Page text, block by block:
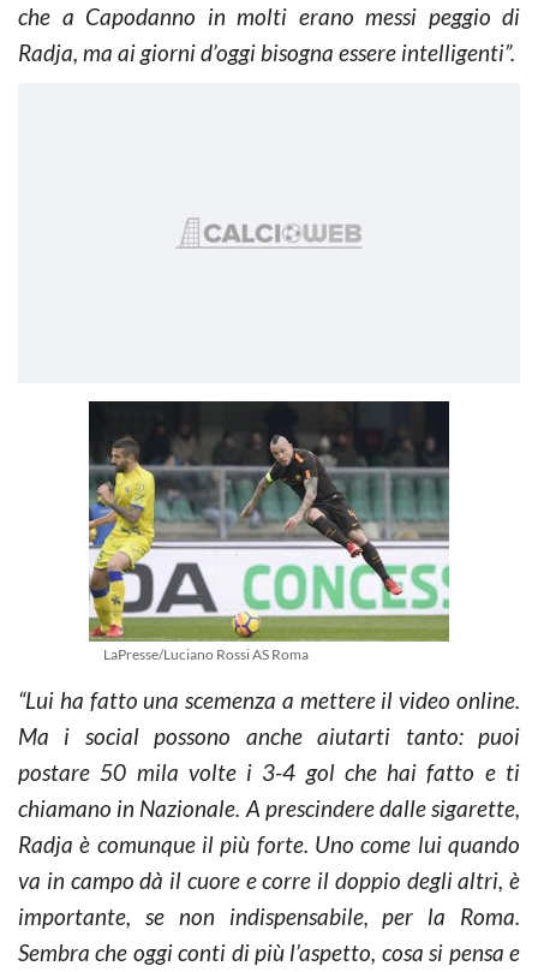
che a Capodanno in molti erano messi peggio di
Radja, ma ai giorni d’oggi bisogna essere intelligenti”.
LaPresse/Luciano Rossi AS Roma
“Lui ha fatto una scemenza a mettere il video online.
Ma i social possono anche aiutarti tanto: puoi
postare 50 mila volte i 3-4 gol che hai fatto e ti
chiamano in Nazionale. A prescindere dalle sigarette,
Radja è comunque il più forte. Uno come lui quando
va in campo dà il cuore e corre il doppio degli altri, è
importante, se non indispensabile, per la Roma.
Sembra che oggi conti di più l’aspetto, cosa si pensa e